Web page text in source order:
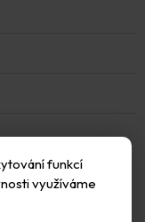
funkcí
využíváme